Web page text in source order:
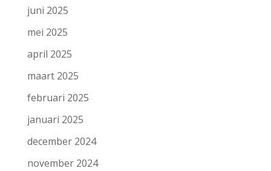
juni 2025
mei 2025
april 2025
maart 2025
februari 2025
januari 2025
december 2024
november 2024